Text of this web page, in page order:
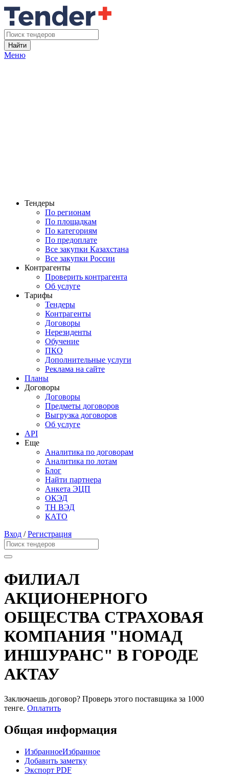
Найти
Меню
Тендеры
По регионам
По площадкам
По категориям
По предоплате
Все закупки Казахстана
Все закупки России
Контрагенты
Проверить контрагента
Об услуге
Тарифы
Тендеры
Контрагенты
Договоры
Нерезиденты
Обучение
ПКО
Дополнительные услуги
Реклама на сайте
Планы
Договоры
Договоры
Предметы договоров
Выгрузка договоров
Об услуге
API
Еще
Аналитика по договорам
Аналитика по лотам
Блог
Найти партнера
Анкета ЭЦП
ОКЭД
ТН ВЭД
КАТО
Вход /Регистрация
ФИЛИАЛ
АКЦИОНЕРНОГО
ОБЩЕСТВА СТРАХОВАЯ
КОМПАНИЯ "НОМАД
ИНШУРАНС" В ГОРОДЕ
АКТАУ
Заключаешь договор? Проверь этого поставщика за 1000
тенге. Оплатить
Общая информация
ИзбранноеИзбранное
Добавить заметку
Экспорт PDF